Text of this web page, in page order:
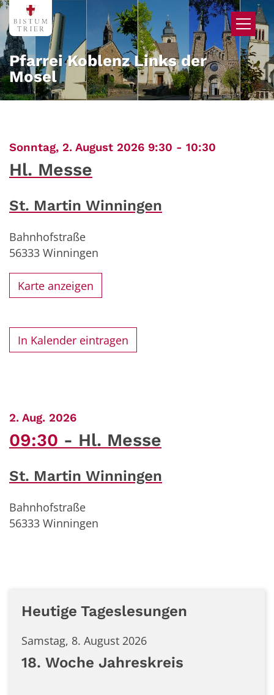
Zum Inhalt springen
Pfarrei Koblenz Links der
Mosel
Sonntag, 2. August 2026 9:30 - 10:30
Hl. Messe
St. Martin Winningen
Bahnhofstraße
56333 Winningen
Karte anzeigen
In Kalender eintragen
2. Aug. 2026:
09:30 Hl. Messe
St. Martin Winningen
Bahnhofstraße
56333 Winningen
Heutige Tageslesungen
Samstag, 8. August 2026
18. Woche Jahreskreis